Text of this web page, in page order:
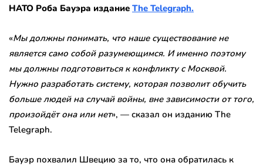
НАТО Роба Бауэра издание The Telegraph.
«Мы должны понимать, что наше существование не
является само собой разумеющимся. И именно поэтому
мы должны подготовиться к конфликту с Москвой.
Нужно разработать систему, которая позволит обучить
больше людей на случай войны, вне зависимости от того,
произойдёт она или нет», — сказал он изданию The
Telegraph.
Бауэр похвалил Швецию за то, что она обратилась к